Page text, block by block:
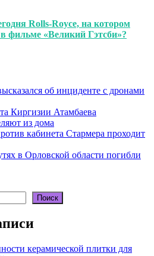
Rolls-Royce, на котором
фильме «Великий Гэтсби»?
об инциденте с дронами
Киргизии Атамбаева
из дома
кабинета Стармера проходит
в Орловской области погибли
Поиск
керамической плитки для